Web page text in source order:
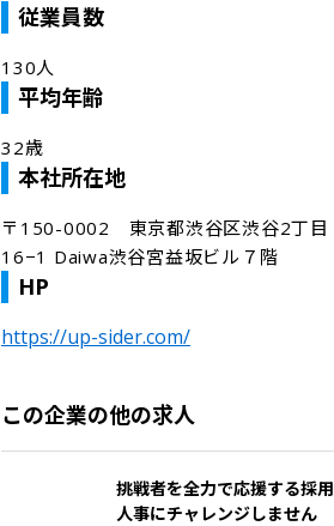
従業員数
130人
平均年齢
32歳
本社所在地
〒150-0002　東京都渋谷区渋谷2丁目
16−1 Daiwa渋谷宮益坂ビル７階
HP
https://up-sider.com/
この企業の他の求人
挑戦者を全力で応援する採用
人事にチャレンジしません